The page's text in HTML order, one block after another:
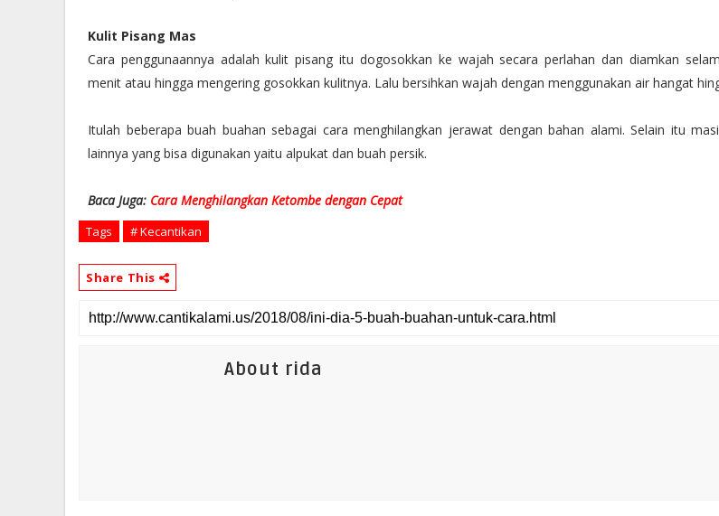
Kulit Pisang Mas
Cara penggunaannya adalah kulit pisang itu dogosokkan ke wajah secara perlahan dan diamkan
menit atau hingga mengering gosokkan kulitnya. Lalu bersihkan wajah dengan menggunakan air hangat
Itulah beberapa buah buahan sebagai cara menghilangkan jerawat dengan bahan alami. Selain itu
lainnya yang bisa digunakan yaitu alpukat dan buah persik.
Baca Juga: Cara Menghilangkan Ketombe dengan Cepat
Tags # Kecantikan
Share This
About rida